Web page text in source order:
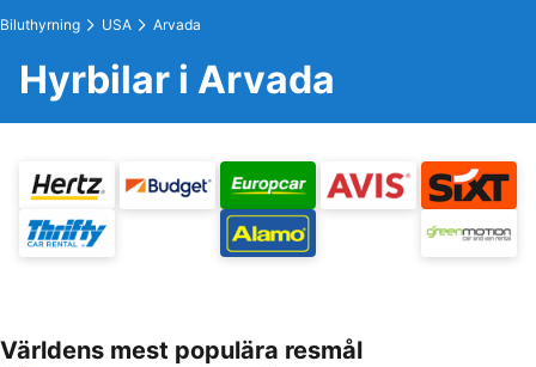
Biluthyrning USA Arvada
Hyrbilar i Arvada
Världens mest populära resmål